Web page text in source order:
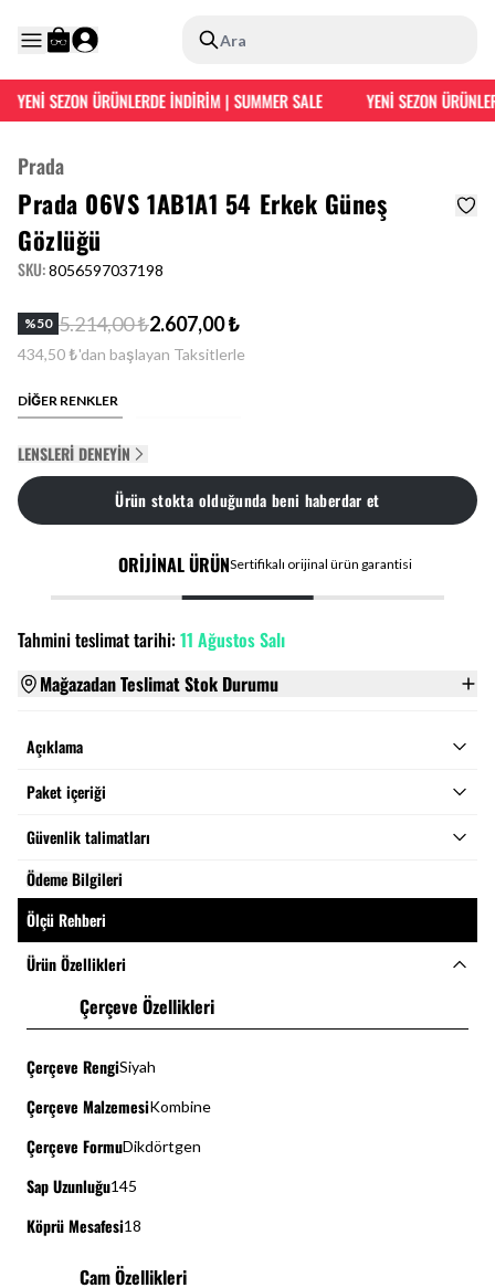
Ara
YENİ SEZON ÜRÜNLERDE İNDİRİM | SUMMER SALE YENİ SEZON
Prada
Prada 06VS 1AB1A1 54 Erkek Güneş
Gözlüğü
SKU:8056597037198
%50 5.214,00 ₺2.607,00 ₺
434,50 ₺'dan başlayan Taksitlerle
DİĞER RENKLER
LENSLERI DENEYIN
Ürün stokta olduğunda beni haberdar et
ORİJİNAL ÜRÜNSertifikalı orijinal ürün garantisi
Tahmini teslimat tarihi:11 Ağustos Salı
Mağazadan Teslimat Stok Durumu
Açıklama
Paket içeriği
Güvenlik talimatları
Ödeme Bilgileri
Ölçü Rehberi
Ürün Özellikleri
Çerçeve Özellikleri
Çerçeve RengiSiyah
Çerçeve MalzemesiKombine
Çerçeve FormuDikdörtgen
Sap Uzunluğu145
Köprü Mesafesi18
Cam Özellikleri